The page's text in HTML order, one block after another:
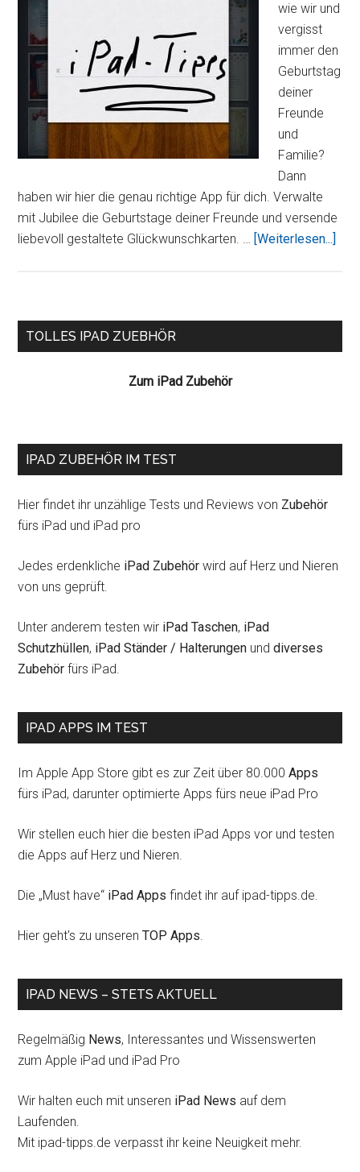
wie wir und
vergisst
immer den
Geburtstag
deiner
Freunde
und
Familie?
Dann
haben wir hier die genau richtige App für dich. Verwalte
mit Jubilee die Geburtstage deiner Freunde und versende
liebevoll gestaltete Glückwunschkarten. … [Weiterlesen...]
Seitenspalte
TOLLES IPAD ZUEBHÖR
Zum iPad Zubehör
IPAD ZUBEHÖR IM TEST
Hier findet ihr unzählige Tests und Reviews von Zubehör
fürs iPad und iPad pro
Jedes erdenkliche iPad Zubehör wird auf Herz und Nieren
von uns geprüft.
Unter anderem testen wir iPad Taschen, iPad
Schutzhüllen, iPad Ständer / Halterungen unddiverses
Zubehör fürs iPad.
IPAD APPS IM TEST
Im Apple App Store gibt es zur Zeit über 80.000Apps
fürs iPad, darunter optimierte Apps fürs neue iPad Pro
Wir stellen euch hier die besten iPad Apps vor und testen
die Apps auf Herz und Nieren.
Die „Must have“ iPad Apps findet ihr auf ipad-tipps.de.
Hier geht's zu unserenTOP Apps.
IPAD NEWS – STETS AKTUELL
Regelmäßig News, Interessantes und Wissenswerten
zum Apple iPad und iPad Pro
Wir halten euch mit unseren iPad News auf dem
Laufenden.
Mit ipad-tipps.de verpasst ihr keine Neuigkeit mehr.